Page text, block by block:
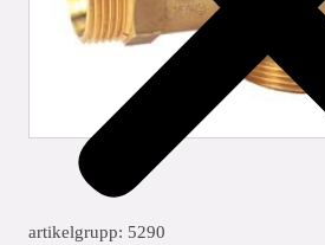
artikelgrupp: 5290